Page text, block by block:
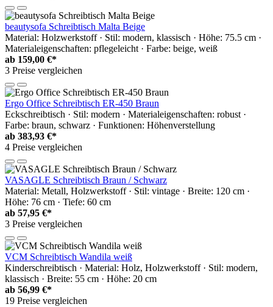
beautysofa Schreibtisch Malta Beige
Material: Holzwerkstoff · Stil: modern, klassisch · Höhe: 75.5 cm ·
Materialeigenschaften: pflegeleicht · Farbe: beige, weiß
ab 159,00 €*
3 Preise vergleichen
Ergo Office Schreibtisch ER-450 Braun
Eckschreibtisch · Stil: modern · Materialeigenschaften: robust ·
Farbe: braun, schwarz · Funktionen: Höhenverstellung
ab 383,93 €*
4 Preise vergleichen
VASAGLE Schreibtisch Braun / Schwarz
Material: Metall, Holzwerkstoff · Stil: vintage · Breite: 120 cm ·
Höhe: 76 cm · Tiefe: 60 cm
ab 57,95 €*
3 Preise vergleichen
VCM Schreibtisch Wandila weiß
Kinderschreibtisch · Material: Holz, Holzwerkstoff · Stil: modern,
klassisch · Breite: 55 cm · Höhe: 20 cm
ab 56,99 €*
19 Preise vergleichen